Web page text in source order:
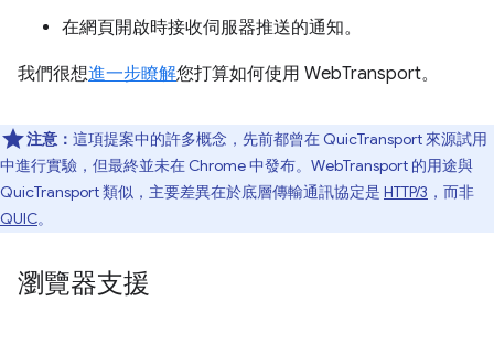
在網頁開啟時接收伺服器推送的通知。
我們很想進一步瞭解您打算如何使用 WebTransport。
注意： 這項提案中的許多概念，先前都曾在 QuicTransport 來源試用
中進行實驗，但最終並未在 Chrome 中發布。WebTransport 的用途與
QuicTransport 類似，主要差異在於底層傳輸通訊協定是 HTTP/3 ，而非
QUIC。
瀏覽器支援